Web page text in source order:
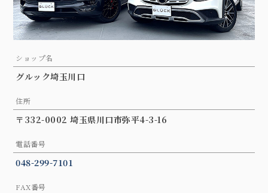
ショップ名
グルック埼玉川口
住所
〒332-0002 埼玉県川口市弥平4-3-16
電話番号
048-299-7101
FAX番号